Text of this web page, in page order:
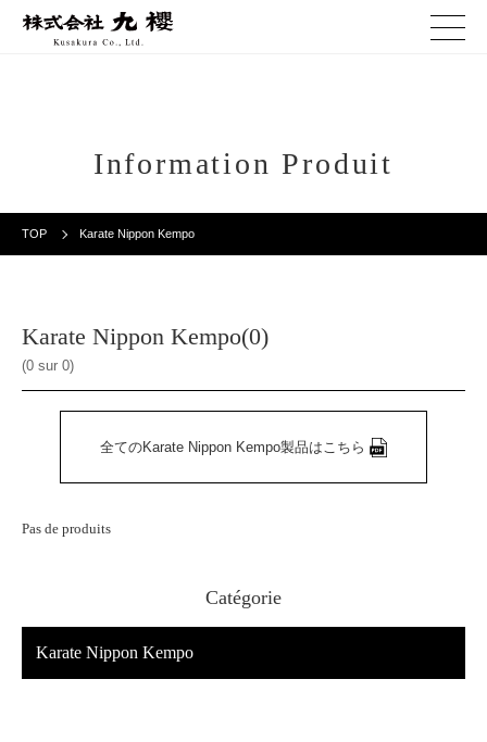
Information Produit
TOP Karate Nippon Kempo
Karate Nippon Kempo(0)
(0 sur 0)
全てのKarate Nippon Kempo製品はこちら
Pas de produits
Catégorie
Karate Nippon Kempo